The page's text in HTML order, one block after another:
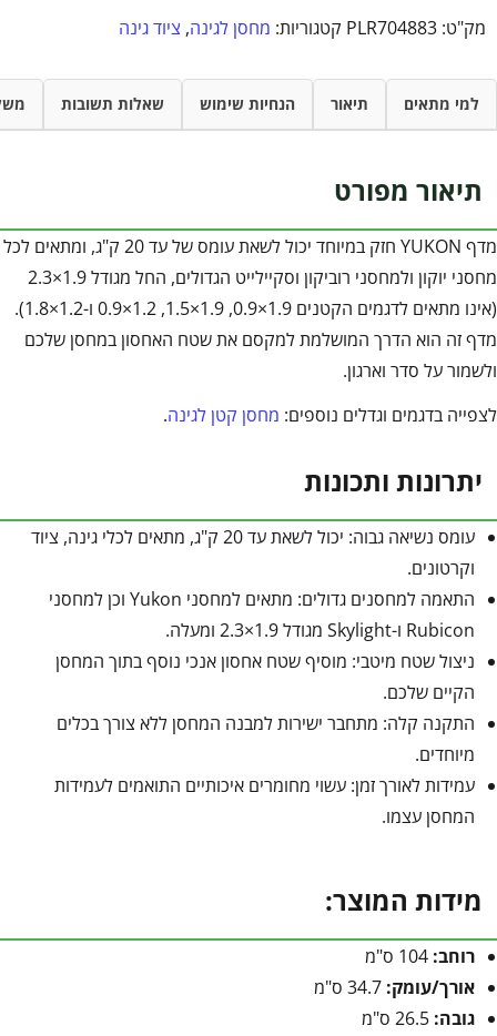
מק"ט: PLR704883 קטגוריות: מחסן לגינה, ציוד גינה
למי מתאים תיאור הנחיות שימוש שאלות תשובות
תיאור מפורט
מדף YUKON חזק במיוחד יכול לשאת עומס של עד 20 ק"ג, ומתאים לכל
מחסני יוקון ולמחסני רוביקון וסקיילייט הגדולים, החל מגודל 1.9×2.3
(אינו מתאים לדגמים הקטנים 1.9×0.9, 1.9×1.5, 1.2×0.9 ו-1.2×1.8).
מדף זה הוא הדרך המושלמת למקסם את שטח האחסון במחסן שלכם
ולשמור על סדר וארגון.
לצפייה בדגמים וגדלים נוספים: מחסן קטן לגינה.
יתרונות ותכונות
עומס נשיאה גבוה: יכול לשאת עד 20 ק"ג, מתאים לכלי גינה, ציוד
וקרטונים.
התאמה למחסנים גדולים: מתאים למחסני Yukon וכן למחסני
Rubicon ו-Skylight מגודל 1.9×2.3 ומעלה.
ניצול שטח מיטבי: מוסיף שטח אחסון אנכי נוסף בתוך המחסן
הקיים שלכם.
התקנה קלה: מתחבר ישירות למבנה המחסן ללא צורך בכלים
מיוחדים.
עמידות לאורך זמן: עשוי מחומרים איכותיים התואמים לעמידות
המחסן עצמו.
מידות המוצר:
רוחב:
אורך/עומק:
גובה: